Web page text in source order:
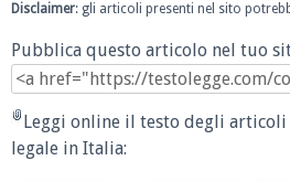
Disclaimer: gli articoli presenti nel sito
Pubblica questo articolo nel tuo
Leggi online il testo degli
legale in Italia: